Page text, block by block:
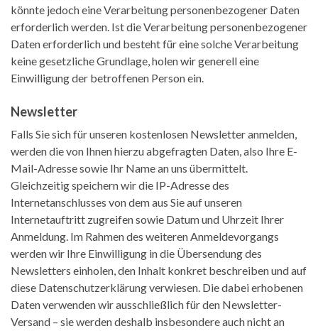
könnte jedoch eine Verarbeitung personenbezogener Daten
erforderlich werden. Ist die Verarbeitung personenbezogener
Daten erforderlich und besteht für eine solche Verarbeitung
keine gesetzliche Grundlage, holen wir generell eine
Einwilligung der betroffenen Person ein.
Newsletter
Falls Sie sich für unseren kostenlosen Newsletter anmelden,
werden die von Ihnen hierzu abgefragten Daten, also Ihre E-
Mail-Adresse sowie Ihr Name an uns übermittelt.
Gleichzeitig speichern wir die IP-Adresse des
Internetanschlusses von dem aus Sie auf unseren
Internetauftritt zugreifen sowie Datum und Uhrzeit Ihrer
Anmeldung. Im Rahmen des weiteren Anmeldevorgangs
werden wir Ihre Einwilligung in die Übersendung des
Newsletters einholen, den Inhalt konkret beschreiben und auf
diese Datenschutzerklärung verwiesen. Die dabei erhobenen
Daten verwenden wir ausschließlich für den Newsletter-
Versand – sie werden deshalb insbesondere auch nicht an